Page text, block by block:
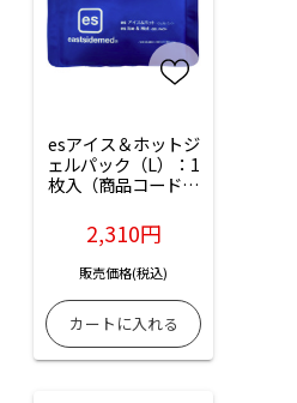
esアイス＆ホットジ
ェルパック（L）：1
枚入（商品コード：
2,310円
販売価格(税込)